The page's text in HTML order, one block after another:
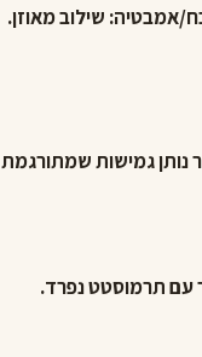
אמבטיה: שילוב מאוזן.
נותן גמישות שמתורגמת
תרמוסטט נפרד.